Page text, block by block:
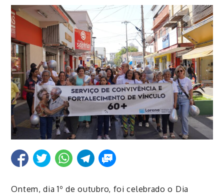
Ontem, dia 1º de outubro, foi celebrado o Dia